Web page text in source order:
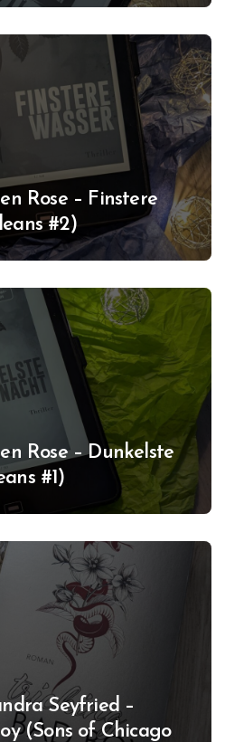
Rose – Finstere
#2)
Rose – Dunkelste
#1)
Seyfried –
(Sons of Chicago